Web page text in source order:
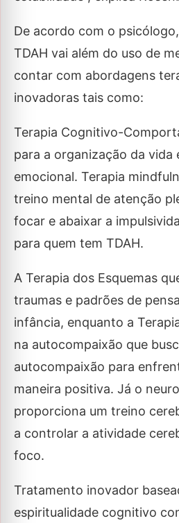
De acordo com o
TDAH vai além do uso de
contar com abordagens
inovadoras tais como:
Terapia Cognitivo-
para a organização da vida
emocional. Terapia
treino mental de atenção
focar e abaixar a
para quem tem TDAH.
A Terapia dos Esquemas
traumas e padrões de
infância, enquanto a
na autocompaixão que
autocompaixão para
maneira positiva. Já o
proporciona um treino
a controlar a atividade
foco.
Tratamento inovador
espiritualidade cognitivo